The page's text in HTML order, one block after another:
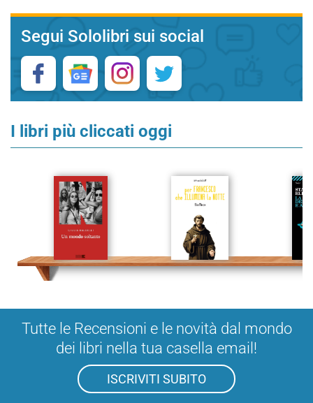
Segui Sololibri sui social
I libri più cliccati oggi
Tutte le Recensioni e le novità dal mondo
dei libri nella tua casella email!
ISCRIVITI SUBITO